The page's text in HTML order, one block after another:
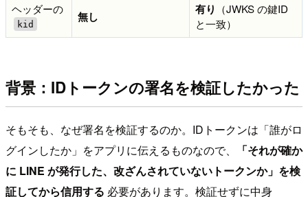
ヘッダーの
kid
無し 有り （JWKS の鍵ID
と一致）
背景：IDトークンの署名を検証したかった
そもそも、なぜ署名を検証するのか。IDトークンは「誰がロ
グインしたか」をアプリに伝えるものなので、
「それが確か
に LINE が発行した、改ざんされていないトークンか」を検
証してから信用する 必要があります。検証せずに中身